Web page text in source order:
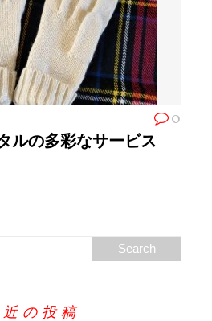
0
ルの多彩なサービス
近の投稿